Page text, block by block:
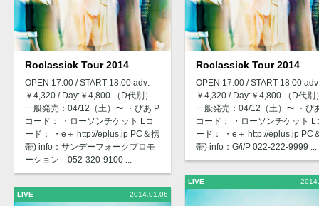
Roclassick Tour 2014
OPEN 17:00 / START 18:00 adv:
￥4,320 / Day:￥4,800 （D代別）
一般発売：04/12（土）〜 ・ぴあ P
コード： ・ローソンチケット Lコ
ード： ・e＋ http://eplus.jp PC＆携
帯) info：サンデーフォークプロモ
ーション 052-320-9100 ...
LIVE 2014.01.06
Roclassick Tour 2014
OPEN 17:00 / START 18:00
￥4,320 / Day:￥4,800 （D代別
一般発売：04/12（土）〜 ・ぴ
コード： ・ローソンチケット L
ード： ・e＋ http://eplus.jp PC
帯) info：G/i/P 022-222-9999 ...
LIVE